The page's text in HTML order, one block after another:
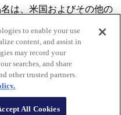
は、米国およびその他の
to enable your use
content, and assist in
may record your
searches, and share
other trusted partners.
All Cookies